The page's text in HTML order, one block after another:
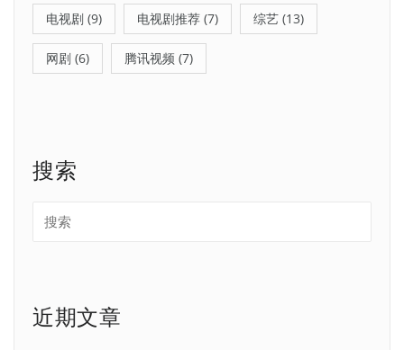
电视剧 (9) 电视剧推荐 (7) 综艺 (13)
网剧 (6) 腾讯视频 (7)
搜索
近期文章